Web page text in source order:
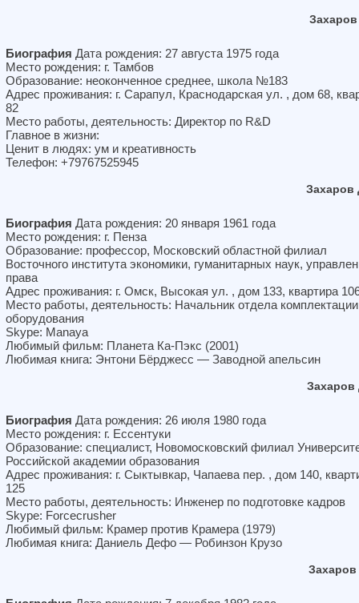
Биография Дата рождения: 27 августа 1975 года
Место рождения: г. Тамбов
Образование: неоконченное среднее, школа №183
Адрес проживания: г. Сарапул, Краснодарская ул. , дом 68,
82
Место работы, деятельность: Директор по R&D
Главное в жизни:
Ценит в людях: ум и креативность
Телефон: +79767525945
Захаров
Биография Дата рождения: 20 января 1961 года
Место рождения: г. Пенза
Образование: профессор, Московский областной филиал
Восточного института экономики, гуманитарных наук,
права
Адрес проживания: г. Омск, Высокая ул. , дом 133, квартира
Место работы, деятельность: Начальник отдела комплектации
оборудования
Skype: Manaya
Любимый фильм: Планета Ка-Пэкс (2001)
Любимая книга: Энтони Бёрджесс — Заводной апельсин
Захаров
Биография Дата рождения: 26 июля 1980 года
Место рождения: г. Ессентуки
Образование: специалист, Новомосковский филиал
Российской академии образования
Адрес проживания: г. Сыктывкар, Чапаева пер. , дом 140,
125
Место работы, деятельность: Инженер по подготовке кадров
Skype: Forcecrusher
Любимый фильм: Крамер против Крамера (1979)
Любимая книга: Даниель Дефо — Робинзон Крузо